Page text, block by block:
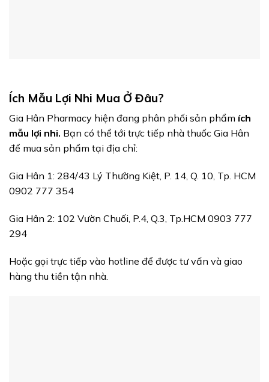
Ích Mẫu Lợi Nhi Mua Ở Đâu?
Gia Hân Pharmacy hiện đang phân phối sản phẩm ích
mẫu lợi nhi. Bạn có thể tới trực tiếp nhà thuốc Gia Hân
để mua sản phẩm tại địa chỉ:
Gia Hân 1: 284/43 Lý Thường Kiệt, P. 14, Q. 10, Tp. HCM
0902 777 354
Gia Hân 2: 102 Vườn Chuối, P.4, Q.3, Tp.HCM 0903 777
294
Hoặc gọi trực tiếp vào hotline để được tư vấn và giao
hàng thu tiền tận nhà.